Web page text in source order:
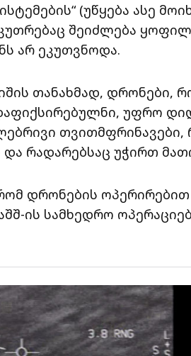
(უწყება ასე
შეიძლება
არ ეკუთვნოდა.
თანახმად, დრონები,
უფრო
თვითმფრინავები,
და რადარებსაც უჭირთ
დრონების
ის სამხედრო